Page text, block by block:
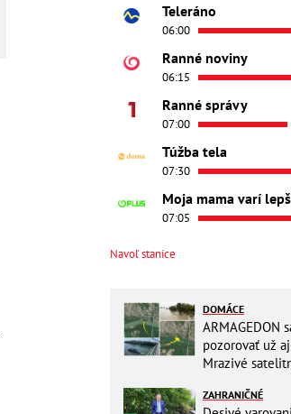
Teleráno
06:00
Ranné noviny
06:15
Ranné správy
07:00
Túžba tela
07:30
07:05
Navoľ stanice
DOMÁCE
ARMAGEDON
pozorovať už
Mrazivé
vode ani stopy!
ZAHRANIČNÉ